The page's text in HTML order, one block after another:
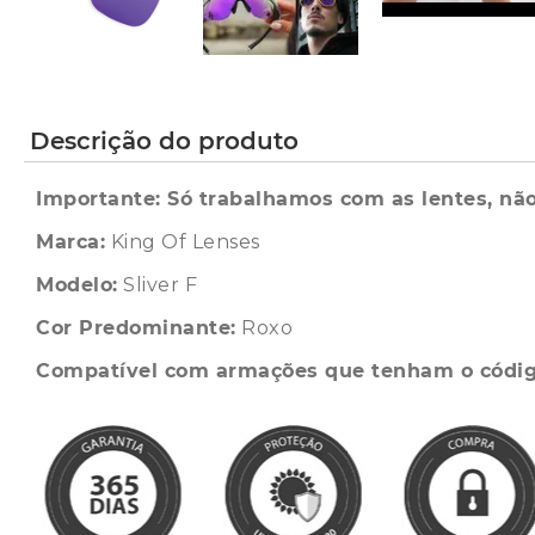
Descrição do produto
Importante: Só trabalhamos com as lentes,
Marca: King Of Lenses
Modelo: Sliver F
Cor Predominante: Roxo
Compatível com armações que tenham o